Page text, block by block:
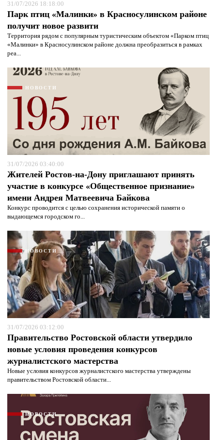
31/07/2026 18:18:00
Парк птиц «Малинки» в Красносулинском районе
получит новое развити
Территория рядом с популярным туристическим объектом «Парком птиц
«Малинки» в Красносулинском районе должна преобразиться в рамках
реа...
НОВОСТИ
31/07/2026 03:40:00
Жителей Ростов-на-Дону приглашают принять
участие в конкурсе «Общественное признание»
имени Андрея Матвеевича Байкова
Конкурс проводится с целью сохранения исторической памяти о
выдающемся городском го...
НОВОСТИ
31/07/2026 03:12:00
Правительство Ростовской области утвердило
новые условия проведения конкурсов
журналистского мастерства
Новые условия конкурсов журналистского мастерства утверждены
правительством Ростовской области...
НОВОСТИ
Я согласен сполитикой конфиденциальности и
защиты информации*
Я согласен сполитикой конфиденциальности и
защиты информации*